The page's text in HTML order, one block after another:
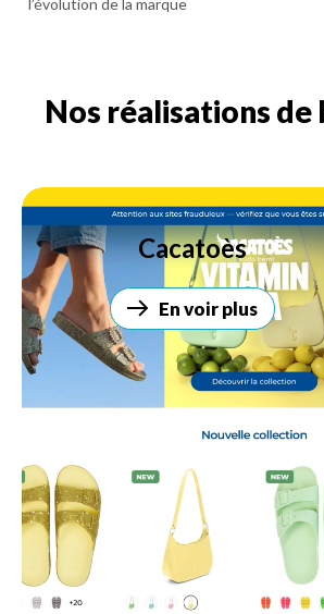
Nos réalisations de
Cacatoès
En voir plus